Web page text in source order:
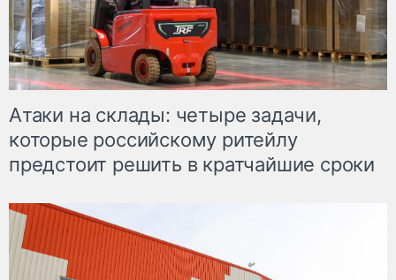
Атаки на склады: четыре задачи,
которые российскому ритейлу
предстоит решить в кратчайшие сроки